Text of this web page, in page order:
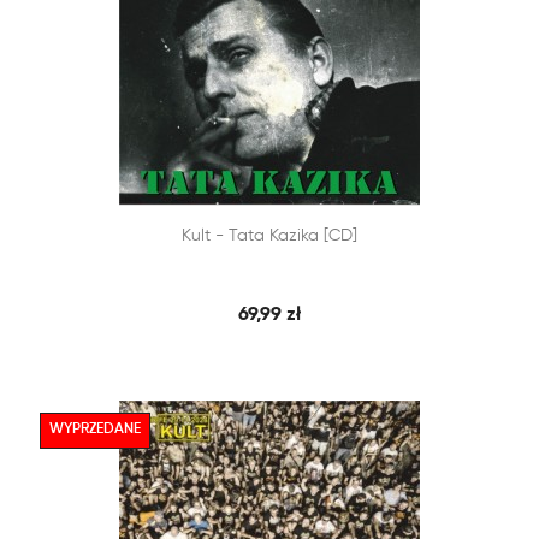
DODAJ DO KOSZYKA
SZYBKI PODGLĄD
Kult - Tata Kazika [CD]
69,99 zł
WYPRZEDANE